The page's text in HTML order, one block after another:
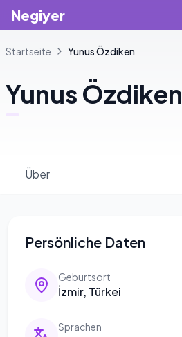
Negiyer
Startseite YunusÖzdiken
Yunus Özdiken
Über
Persönliche Daten
Geburtsort
İzmir, Türkei
Sprachen